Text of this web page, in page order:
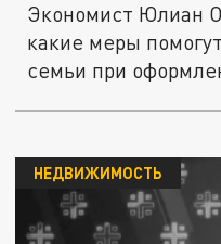
Экономист Юлиан
какие меры
семьи при
НЕДВИЖИМОСТЬ